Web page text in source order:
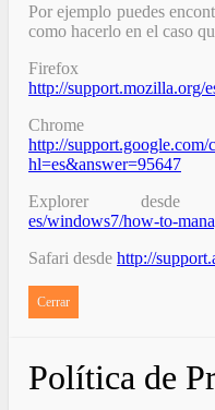
Por ejemplo puedes
como hacerlo en el caso
http://support.mozilla.org/
http://support.google.com/
hl=es&answer=95647
Explorer
es/windows7/how-to-
Safari desde http://
Cerrar
Política de